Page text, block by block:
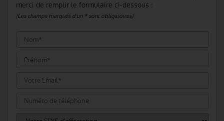
merci de remplir le formulaire ci-dessous :
(Les champs marqués d'un * sont obligatoires)